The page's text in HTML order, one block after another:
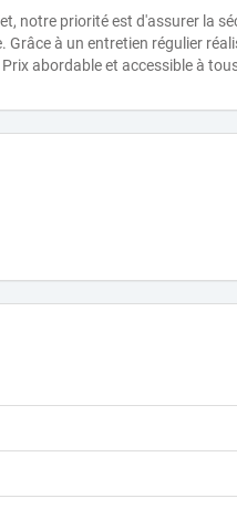
notre priorité est d'assurer la
Grâce à un entretien régulier
abordable et accessible à